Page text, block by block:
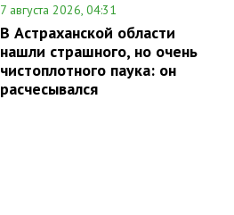
7 августа 2026, 04:31
В Астраханской области
нашли страшного, но очень
чистоплотного паука: он
расчесывался